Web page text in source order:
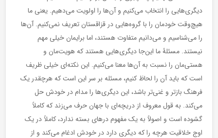
دیگری‌هایی را انتخاب می‌کنیم و آن‌ها را اولویت می‌دهیم. یعنی ما
هیچ‌وقت خودمان را با گروه‌هایی در قزاقستان تعریف نمی‌کنیم. آن‌ها
را می‌شناسیم و می‌دانیم متفاوت هستند، اما برایمان خیلی مهم
نیستند. مسئلۀ ما این‌جا دیگری‌هایی هستند که هویت‌مان و
هستی‌مان را نسبت به آن‌ها معنا می‌کنیم. این نکته‌ای خیلی ظریف
است که باید آن را لحاظ کنیم، مسئله بر سر این است که هرچقدر یک
فرهنگ بازتر و غنی‌تر باشد، این دیگری‌ها را مدام در خودش حل
می‌کند. به قول معروف از دریچه‌ای با جهان حرف می‌زند که کاملاً
گشوده است و اصولاً به یک مفهوم درهای بسته ندارد، کاملاً در یک
اوج خلاقیت هرچه را که دیگری دارد در خودش ادغام می‌کند و از